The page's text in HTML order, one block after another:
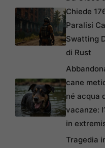
Chiede
Paralisi
Swatting
di Rust
cane
né acqua
vacanze:
in
Tragedia